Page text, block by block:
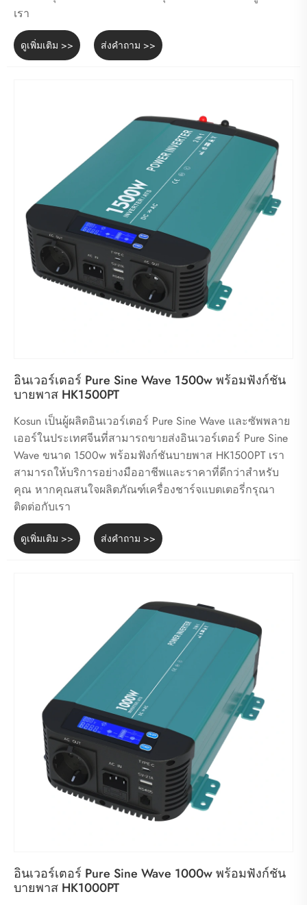
เรา
ดูเพิ่มเติม >> ส่งคำถาม >>
อินเวอร์เตอร์ Pure Sine Wave 1500w พร้อมฟังก์ชัน
บายพาส HK1500PT
Kosun เป็นผู้ผลิตอินเวอร์เตอร์ Pure Sine Wave และซัพพลาย
เออร์ในประเทศจีนที่สามารถขายส่งอินเวอร์เตอร์ Pure Sine
Wave ขนาด 1500w พร้อมฟังก์ชันบายพาส HK1500PT เรา
สามารถให้บริการอย่างมืออาชีพและราคาที่ดีกว่าสำหรับ
คุณ หากคุณสนใจผลิตภัณฑ์เครื่องชาร์จแบตเตอรี่กรุณา
ติดต่อกับเรา
ดูเพิ่มเติม >> ส่งคำถาม >>
อินเวอร์เตอร์ Pure Sine Wave 1000w พร้อมฟังก์ชัน
บายพาส HK1000PT